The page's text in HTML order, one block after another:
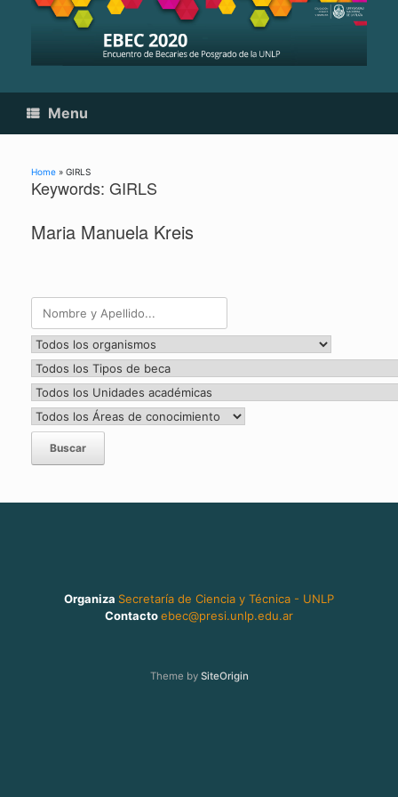
Menu
Home » GIRLS
Keywords: GIRLS
Maria Manuela Kreis
Organiza Secretaría de Ciencia y Técnica - UNLP
Contactoebec@presi.unlp.edu.ar
Theme by SiteOrigin